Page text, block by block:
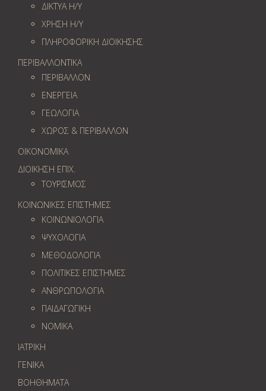
ΔΙΚΤΥΑ Η/Υ
ΧΡΗΣΗ Η/Υ
ΠΛΗΡΟΦΟΡΙΚΗ ΔΙΟΙΚΗΣΗΣ
ΠΕΡΙΒΑΛΛΟΝΤΙΚΑ
ΠΕΡΙΒΑΛΛΟΝ
ΕΝΕΡΓΕΙΑ
ΓΕΩΛOΓΙΑ
ΧΩΡΟΣ & ΠΕΡΙΒΑΛΛΟΝ
ΟΙΚΟΝΟΜΙΚΑ
ΔΙΟΙΚΗΣΗ ΕΠΙΧ.
ΤΟΥΡΙΣΜΟΣ
ΚΟΙΝΩΝΙΚΕΣ ΕΠΙΣΤΗΜΕΣ
ΚΟΙΝΩΝΙΟΛΟΓΙΑ
ΨΥΧΟΛΟΓΙΑ
ΜΕΘΟΔΟΛΟΓΙΑ
ΠΟΛΙΤΙΚΕΣ ΕΠΙΣΤΗΜΕΣ
ΑΝΘΡΩΠΟΛΟΓΙΑ
ΠΑΙΔΑΓΩΓΙΚΗ
ΝΟΜΙΚΑ
ΙΑΤΡΙΚΗ
ΓΕΝΙΚΑ
ΒΟΗΘΗΜΑΤΑ